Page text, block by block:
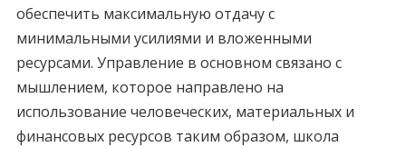
обеспечить максимальную отдачу с
минимальными усилиями и вложенными
ресурсами. Управление в основном связано с
мышлением, которое направлено на
использование человеческих, материальных и
финансовых ресурсов таким образом, школа